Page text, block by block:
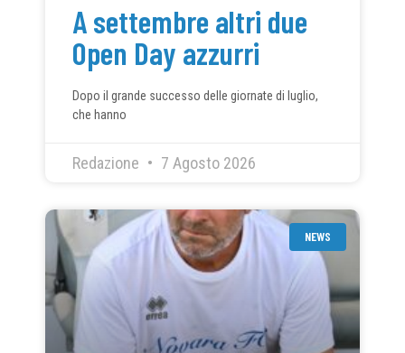
A settembre altri due
Open Day azzurri
Dopo il grande successo delle giornate di luglio,
che hanno
Redazione 7 Agosto 2026
NEWS